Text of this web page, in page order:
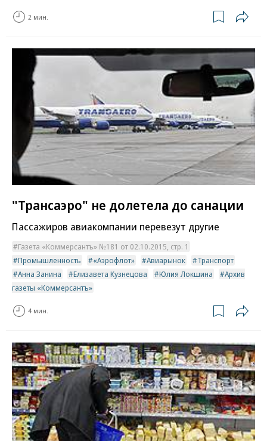
2 мин.
"Трансаэро" не долетела до санации
Пассажиров авиакомпании перевезут другие
Газета «Коммерсантъ» №181 от 02.10.2015, стр. 1
Промышленность
«Аэрофлот» Авиарынок
Транспорт
Анна Занина
Елизавета Кузнецова Юлия Локшина
Архив
газеты «Коммерсантъ»
4 мин.